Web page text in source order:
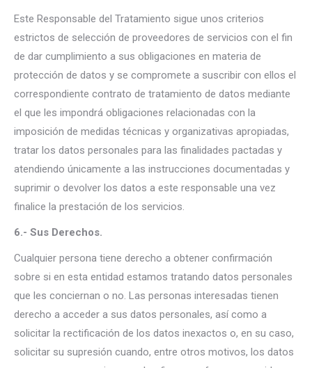
Este Responsable del Tratamiento sigue unos criterios
estrictos de selección de proveedores de servicios con el fin
de dar cumplimiento a sus obligaciones en materia de
protección de datos y se compromete a suscribir con ellos el
correspondiente contrato de tratamiento de datos mediante
el que les impondrá obligaciones relacionadas con la
imposición de medidas técnicas y organizativas apropiadas,
tratar los datos personales para las finalidades pactadas y
atendiendo únicamente a las instrucciones documentadas y
suprimir o devolver los datos a este responsable una vez
finalice la prestación de los servicios.
6.- Sus Derechos.
Cualquier persona tiene derecho a obtener confirmación
sobre si en esta entidad estamos tratando datos personales
que les conciernan o no. Las personas interesadas tienen
derecho a acceder a sus datos personales, así como a
solicitar la rectificación de los datos inexactos o, en su caso,
solicitar su supresión cuando, entre otros motivos, los datos